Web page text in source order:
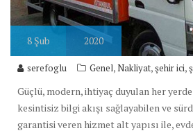
8 Şub 2020
serefoglu Genel,Nakliyat,şehir ici,
Güçlü, modern, ihtiyaç duyulan her
kesintisiz bilgi akışı sağlayabilen ve
garantisi veren hizmet alt yapısı ile,